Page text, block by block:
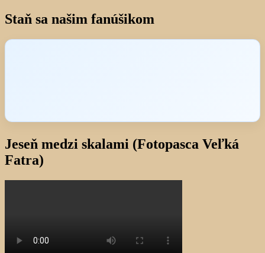
Staň sa našim fanúšikom
Jeseň medzi skalami (Fotopasca Veľká
Fatra)